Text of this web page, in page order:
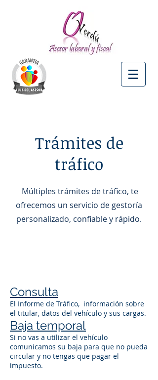
Trámites de
tráfico
Múltiples trámites de tráfico, te
ofrecemos un servicio de gestoría
personalizado, confiable y rápido.
Consulta
El Informe de Tráfico, información sobre
el titular, datos del vehículo y sus cargas.
Baja temporal
Si no vas a utilizar el vehículo
comunicamos su baja para que no pueda
circular y no tengas que pagar el
impuesto.